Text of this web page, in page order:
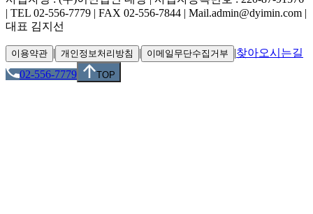
| TEL 02-556-7779 | FAX 02-556-7844 | Mail.admin@dyimin.com |
대표 김지선
이용약관 | 개인정보처리방침 | 이메일무단수집거부 |찾아오시는길
02-556-7779
TOP